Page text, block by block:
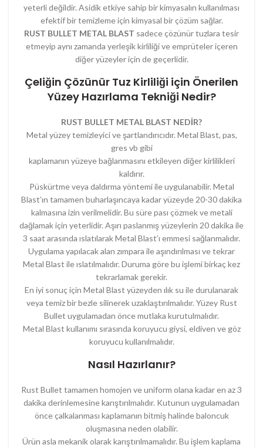
yeterli değildir. Asidik etkiye sahip bir kimyasalın kullanılması
efektif bir temizleme için kimyasal bir çözüm sağlar.
RUST BULLET METAL BLAST sadece çözünür tuzlara tesir
etmeyip aynı zamanda yerleşik kirliliği ve emprüteler içeren
diğer yüzeyler için de geçerlidir.
Çeliğin Çözünür Tuz Kirliliği için Önerilen
Yüzey Hazırlama Tekniği Nedir?
RUST BULLET METAL BLAST NEDİR?
Metal yüzey temizleyici ve şartlandırıcıdır. Metal Blast, pas,
gres vb gibi
kaplamanın yüzeye bağlanmasını etkileyen diğer kirlilikleri
kaldırır.
Püskürtme veya daldırma yöntemi ile uygulanabilir. Metal
Blast’ın tamamen buharlaşıncaya kadar yüzeyde 20-30 dakika
kalmasına izin verilmelidir. Bu süre pası çözmek ve metali
dağlamak için yeterlidir. Aşırı paslanmış yüzeylerin 20 dakika ile
3 saat arasında ıslatılarak Metal Blast’ı emmesi sağlanmalıdır.
Uygulama yapılacak alan zımpara ile aşındırılması ve tekrar
Metal Blast ile ıslatılmalıdır. Duruma göre bu işlemi birkaç kez
tekrarlamak gerekir.
En iyi sonuç için Metal Blast yüzeyden ılık su ile durulanarak
veya temiz bir bezle silinerek uzaklaştırılmalıdır. Yüzey Rust
Bullet uygulamadan önce mutlaka kurutulmalıdır.
Metal Blast kullanımı sırasında koruyucu giysi, eldiven ve göz
koruyucu kullanılmalıdır.
Nasıl Hazırlanır?
Rust Bullet tamamen homojen ve uniform olana kadar en az 3
dakika derinlemesine karıştırılmalıdır. Kutunun uygulamadan
önce çalkalanması kaplamanın bitmiş halinde baloncuk
oluşmasına neden olabilir.
Ürün asla mekanik olarak karıştırılmamalıdır. Bu işlem kaplama